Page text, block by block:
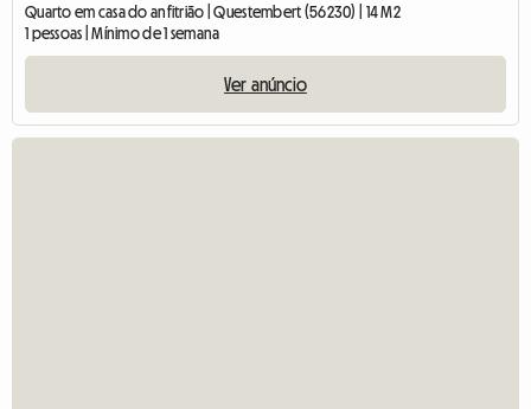
Quarto em casa do anfitrião | Questembert (56230) | 14 M2
1 pessoas | Mínimo de 1 semana
Ver anúncio